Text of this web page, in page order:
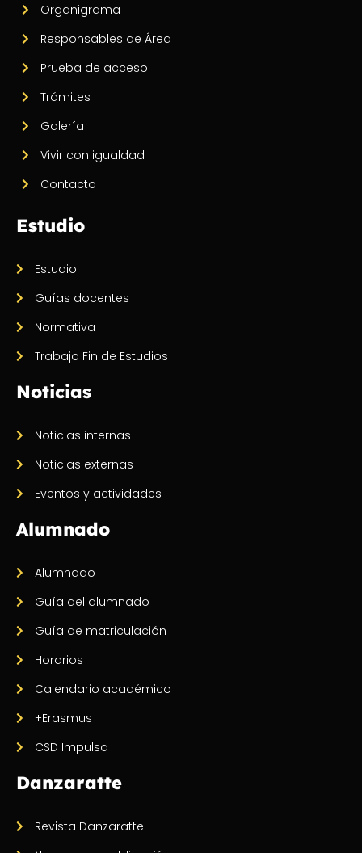
Organigrama
Responsables de Área
Prueba de acceso
Trámites
Galería
Vivir con igualdad
Contacto
Estudio
Estudio
Guías docentes
Normativa
Trabajo Fin de Estudios
Noticias
Noticias internas
Noticias externas
Eventos y actividades
Alumnado
Alumnado
Guía del alumnado
Guía de matriculación
Horarios
Calendario académico
+Erasmus
CSD Impulsa
Danzaratte
Revista Danzaratte